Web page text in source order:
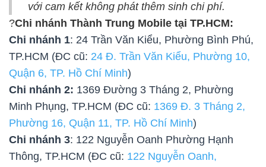
với cam kết không phát thêm sinh chi phí.
?Chi nhánh Thành Trung Mobile tại TP.HCM:
Chi nhánh 1: 24 Trần Văn Kiểu, Phường Bình Phú,
TP.HCM (ĐC cũ: 24 Đ. Trần Văn Kiểu, Phường 10,
Quận 6, TP. Hồ Chí Minh)
Chi nhánh 2: 1369 Đường 3 Tháng 2, Phường
Minh Phụng, TP.HCM (ĐC cũ: 1369 Đ. 3 Tháng 2,
Phường 16, Quận 11, TP. Hồ Chí Minh)
Chi nhánh 3: 122 Nguyễn Oanh Phường Hạnh
Thông, TP.HCM (ĐC cũ: 122 Nguyễn Oanh,